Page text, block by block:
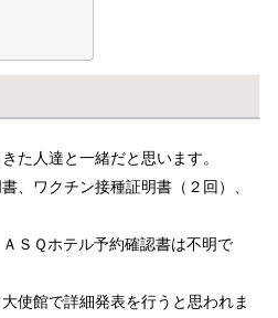
た人達と一緒だと思います。
、ワクチン接種証明書（２回）、
ＳＱホテル予約確認書は不明で
使館で詳細発表を行うと思われま